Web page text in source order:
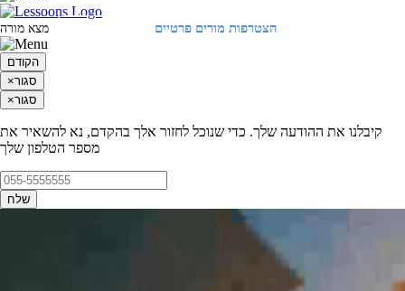
הצטרפות מורים פרטיים מצא מורה
הקודם
×סגור
×סגור
קיבלנו את ההודעה שלך. כדי שנוכל לחזור אלך בהקדם, נא להשאיר את
מספר הטלפון שלך
שלח